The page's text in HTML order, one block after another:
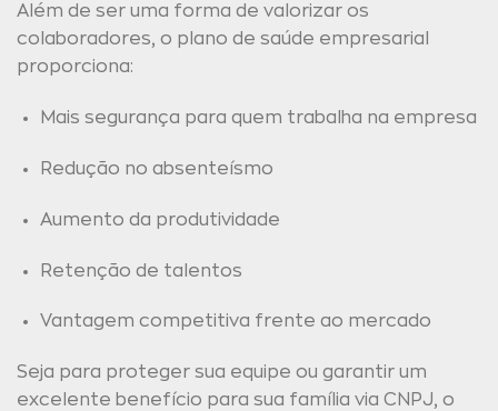
Além de ser uma forma de valorizar os
colaboradores, o plano de saúde empresarial
proporciona:
Mais segurança para quem trabalha na empresa
Redução no absenteísmo
Aumento da produtividade
Retenção de talentos
Vantagem competitiva frente ao mercado
Seja para proteger sua equipe ou garantir um
excelente benefício para sua família via CNPJ, o